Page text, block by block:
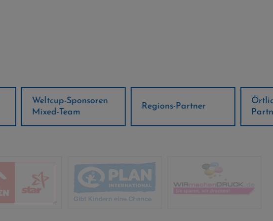
Weltcup-Sponsoren
Mixed-Team
Regions-Partner
Partner